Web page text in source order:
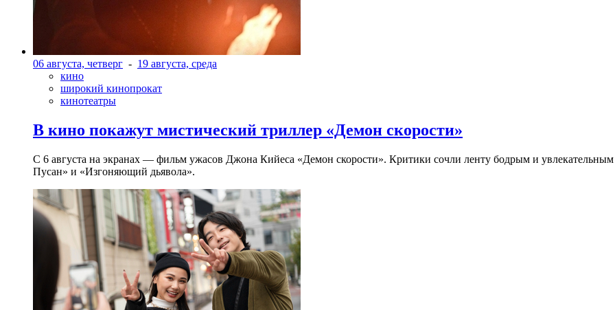
06 августа, четверг - 19 августа, среда
кино
широкий кинопрокат
кинотеатры
В кино покажут мистический триллер «Демон скорости»
С 6 августа на экранах — фильм ужасов Джона Кийеса «Демон скорости». Критики сочли ленту бодрым и
Пусан» и «Изгоняющий дьявола».